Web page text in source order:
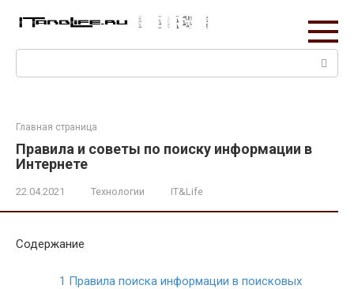
Поиск:
Главная страница
Правила и советы по поиску информации в
Интернете
22.04.2021 Технологии IT&Life
Содержание
1 Правила поиска информации в поисковых